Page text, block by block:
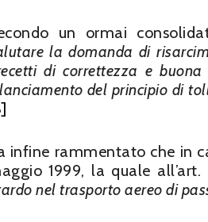
un ormai
la domanda di
di correttezza e
del principio di
infine rammentato che in
1999, la quale all’art.
nel trasporto aereo di